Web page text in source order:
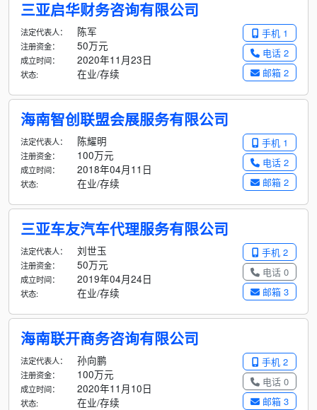
三亚启华财务咨询有限公司
手机 1
电话 2
邮箱 2
法定代表人： 陈军
注册资金： 50万元
成立时间： 2020年11月23日
状态: 在业/存续
海南智创联盟会展服务有限公司
手机 1
电话 2
邮箱 2
法定代表人： 陈耀明
注册资金： 100万元
成立时间： 2018年04月11日
状态: 在业/存续
三亚车友汽车代理服务有限公司
手机 2
电话 0
邮箱 3
法定代表人： 刘世玉
注册资金： 50万元
成立时间： 2019年04月24日
状态: 在业/存续
海南联开商务咨询有限公司
手机 2
电话 0
邮箱 3
法定代表人： 孙向鹏
注册资金： 100万元
成立时间： 2020年11月10日
状态: 在业/存续